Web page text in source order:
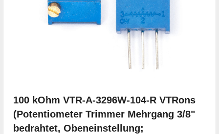
100 kOhm VTR-A-3296W-104-R VTRons
(Potentiometer Trimmer Mehrgang 3/8"
bedrahtet, Obeneinstellung;